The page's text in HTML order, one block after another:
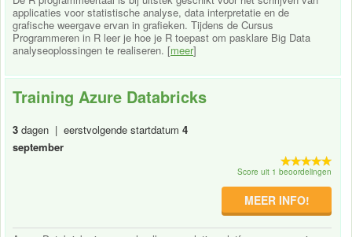
applicaties voor statistische analyse, data interpretatie en de
grafische weergave ervan in grafieken. Tijdens de Cursus
Programmeren in R leer je hoe je R toepast om pasklare Big Data
analyseoplossingen te realiseren. [meer]
Training Azure Databricks
3 dagen | eerstvolgende startdatum 4
september
Score uit 1 beoordelingen
MEER INFO!